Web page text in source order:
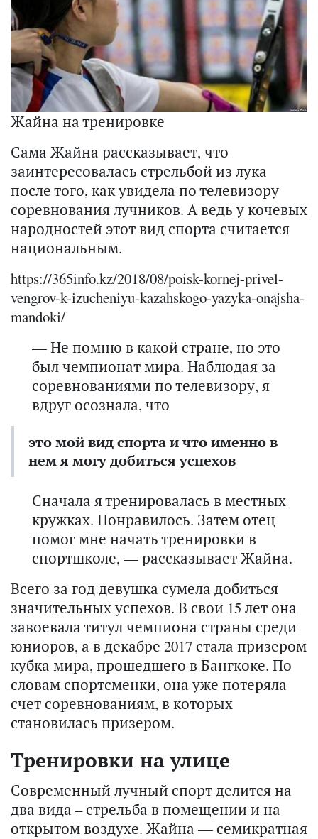
Жайна на тренировке
Сама Жайна рассказывает, что
заинтересовалась стрельбой из лука
после того, как увидела по телевизору
соревнования лучников. А ведь у кочевых
народностей этот вид спорта считается
национальным.
https://365info.kz/2018/08/poisk-kornej-privel-
vengrov-k-izucheniyu-kazahskogo-yazyka-onajsha-
mandoki/
— Не помню в какой стране, но это
был чемпионат мира. Наблюдая за
соревнованиями по телевизору, я
вдруг осознала, что
это мой вид спорта и что именно в
нем я могу добиться успехов
Сначала я тренировалась в местных
кружках. Понравилось. Затем отец
помог мне начать тренировки в
спортшколе, — рассказывает Жайна.
Всего за год девушка сумела добиться
значительных успехов. В свои 15 лет она
завоевала титул чемпиона страны среди
юниоров, а в декабре 2017 стала призером
кубка мира, прошедшего в Бангкоке. По
словам спортсменки, она уже потеряла
счет соревнованиям, в которых
становилась призером.
Тренировки на улице
Современный лучный спорт делится на
два вида – стрельба в помещении и на
открытом воздухе. Жайна — семикратная